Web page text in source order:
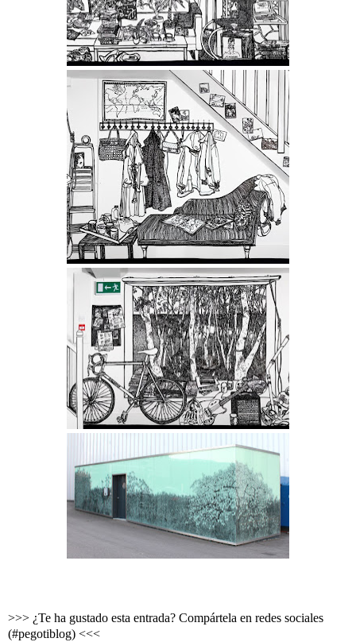
>>> ¿Te ha gustado esta entrada? Compártela en redes sociales
(#pegotiblog) <<<